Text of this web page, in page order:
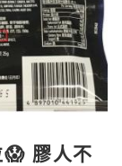
膠人不